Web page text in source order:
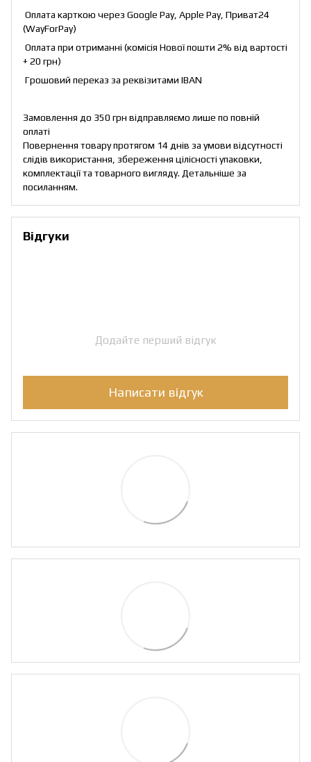
Оплата карткою через Google Pay, Apple Pay, Приват24
(WayForPay)
Оплата при отриманні (комісія Нової пошти 2% від вартості
+ 20 грн)
Грошовий переказ за реквізитами IBAN
Замовлення до 350 грн відправляємо лише по повній
оплаті
Повернення товару протягом 14 днів за умови відсутності
слідів використання, збереження цілісності упаковки,
комплектації та товарного вигляду. Детальніше за
посиланням.
Відгуки
Додайте перший відгук
Написати відгук